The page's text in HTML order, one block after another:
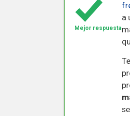
Mejor respuesta
a